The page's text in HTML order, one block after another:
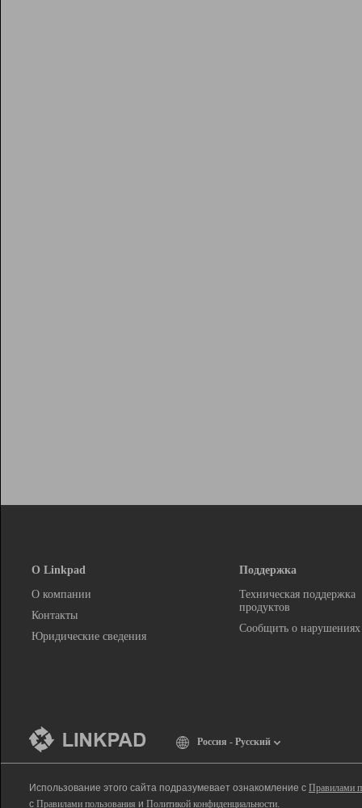
О Linkpad
О компании
Контакты
Юридические сведения
Поддержка
Техническая поддержка
продуктов
Сообщить о нарушениях
Россия - Русский
Использование этого сайта подразумевает ознакомление с Правилами
с Правилами пользования и Политикой конфиденциальности.